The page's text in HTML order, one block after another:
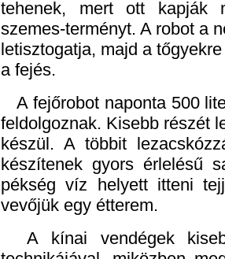
a fejés.
A fejőrobot naponta 500
feldolgoznak. Kisebb részét
készül. A többit
készítenek gyors érlelésű
pékség víz helyett itteni
vevőjük egy étterem.
A kínai vendégek
technikájával, miközben
egyedi megoldásokat: a
vagy azt a levegős